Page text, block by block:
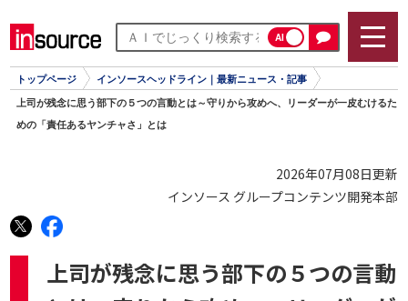
AI
トップページ インソースヘッドライン｜最新ニュース・記事
上司が残念に思う部下の５つの言動とは～守りから攻めへ、リーダーが一皮むけるた
めの「責任あるヤンチャさ」とは
2026年07月08日更新
インソース グループコンテンツ開発本部
上司が残念に思う部下の５つの言動